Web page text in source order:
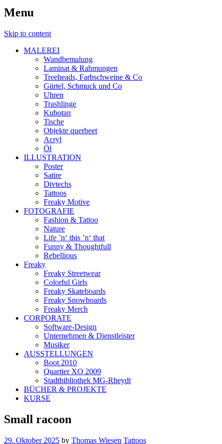
Menu
Skip to content
MALEREI
Wandbemalung
Laminat & Rahmungen
Treeheads, Farbschweine & Co
Gürtel, Schmuck und Co
Uhren
Trashlinge
Kubotan
Tische
Objekte querbeet
Acryl
Öl
ILLUSTRATION
Poster
Satire
Divtechs
Tattoos
Freaky Motive
FOTOGRAFIE
Fashion & Tattoo
Nature
Life ’n‘ this ’n‘ that
Funny & Thoughtfull
Rebellious
Freaky
Freaky Streetwear
Colorful Girls
Freaky Skateboards
Freaky Snowboards
Freaky Merch
CORPORATE
Software-Design
Unternehmen & Dienstleister
Musiker
AUSSTELLUNGEN
Boot 2010
Quartier XO 2009
Stadtbibliothek MG-Rheydt
BÜCHER & PROJEKTE
KURSE
Small racoon
29. Oktober 2025 by Thomas Wiesen Tattoos